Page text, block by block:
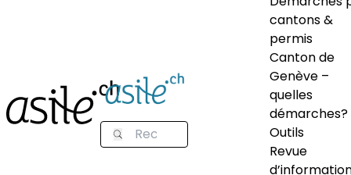
cantons &
permis
Canton de
Genève –
quelles
démarches?
Outils
Revue